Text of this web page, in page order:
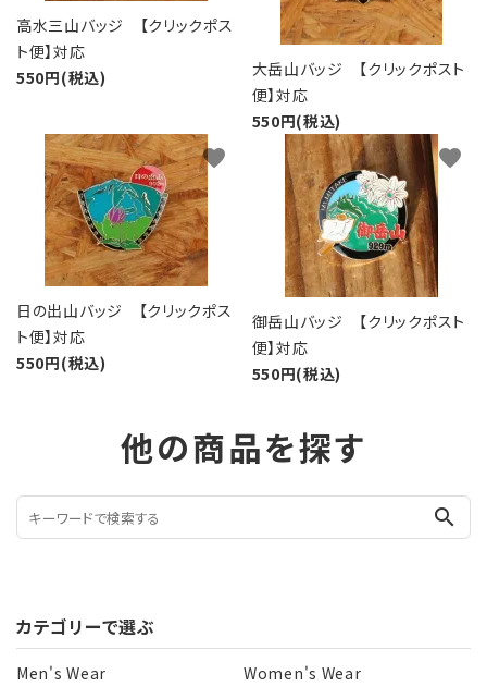
高水三山バッジ 【クリックポス
ト便】対応
550円(税込)
大岳山バッジ 【クリックポスト
便】対応
550円(税込)
日の出山バッジ 【クリックポス
ト便】対応
550円(税込)
favorite
御岳山バッジ 【クリックポスト
便】対応
550円(税込)
favorite
他の商品を探す
search
カテゴリーで選ぶ
Men's Wear
Women's Wear